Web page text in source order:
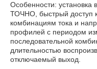
Особенности:
ТОЧНО, быстрый доступ
комбинациям тока и
профилей с периодом
последовательной
длительностью
отключаемый выход.